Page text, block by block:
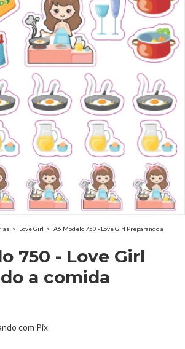
> Love Girl > A6 Modelo 750 - Love Girl Preparando a
750 - Love Girl
a comida
com Pix